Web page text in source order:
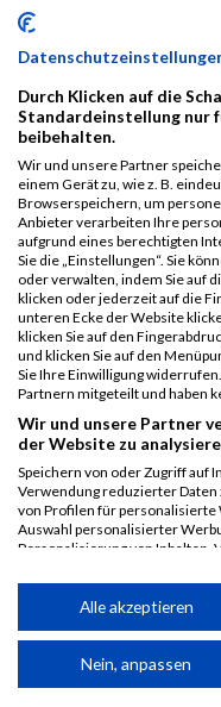
ALBUM B2RUN
Durch Klicken auf die
Standardeinstellung nur
beibehalten.
Wir und unsere Partner
einem Gerät zu, wie z. B.
Browserspeichern, um
Anbieter verarbeiten Ihre
aufgrund eines berechtigten
Sie die „Einstellungen“. Sie
oder verwalten, indem Sie auf
klicken oder jederzeit auf die
unteren Ecke der Website
klicken Sie auf den
und klicken Sie auf den
Sie Ihre Einwilligung
Partnern mitgeteilt und haben
Wir und unsere Partner
der Website zu
Speichern von oder Zugriff auf
Verwendung reduzierter
von Profilen für personalisierte
Auswahl personalisierter
Personalisierung von Inhalten.
Performance von Inhalten.
Kombinationen von Daten aus
von Inhalten.
Daten können außerhalb der
Alle akzeptieren
Nein, anpassen